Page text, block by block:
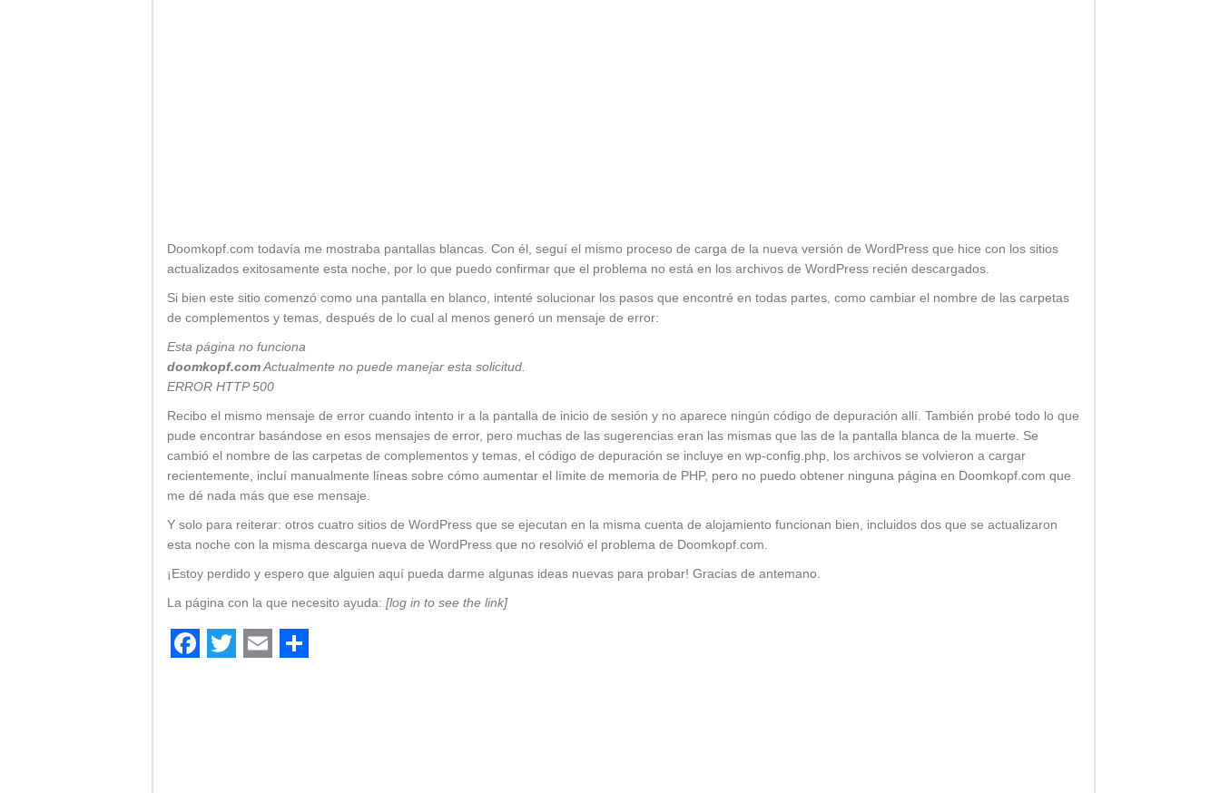
Doomkopf.com todavía me mostraba pantallas blancas. Con él, seguí el mismo proceso de carga de la nueva versión de WordPress que hice con los sitios
actualizados exitosamente esta noche, por lo que puedo confirmar que el problema no está en los archivos de WordPress recién descargados.
Si bien este sitio comenzó como una pantalla en blanco, intenté solucionar los pasos que encontré en todas partes, como cambiar el nombre de las carpetas
de complementos y temas, después de lo cual al menos generó un mensaje de error:
Esta página no funciona
doomkopf.comActualmente no puede manejar esta solicitud.
ERROR HTTP 500
Recibo el mismo mensaje de error cuando intento ir a la pantalla de inicio de sesión y no aparece ningún código de depuración allí. También probé todo lo que
pude encontrar basándose en esos mensajes de error, pero muchas de las sugerencias eran las mismas que las de la pantalla blanca de la muerte. Se
cambió el nombre de las carpetas de complementos y temas, el código de depuración se incluye en wp-config.php, los archivos se volvieron a cargar
recientemente, incluí manualmente líneas sobre cómo aumentar el límite de memoria de PHP, pero no puedo obtener ninguna página en Doomkopf.com que
me dé nada más que ese mensaje.
Y solo para reiterar: otros cuatro sitios de WordPress que se ejecutan en la misma cuenta de alojamiento funcionan bien, incluidos dos que se actualizaron
esta noche con la misma descarga nueva de WordPress que no resolvió el problema de Doomkopf.com.
¡Estoy perdido y espero que alguien aquí pueda darme algunas ideas nuevas para probar! Gracias de antemano.
La página con la que necesito ayuda: [log in to see the link]